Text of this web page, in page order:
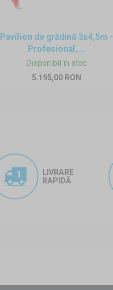
Pavilion de grădină 3x4,5m -
Profesional,...
Disponibil în stoc
5.195,00 RON
LIVRARE
RAPIDĂ